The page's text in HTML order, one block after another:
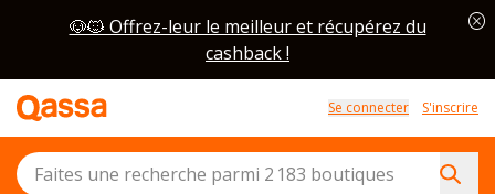
🐶🐱 Offrez-leur le meilleur et récupérez du
cashback !
cancel
Se connecter S'inscrire